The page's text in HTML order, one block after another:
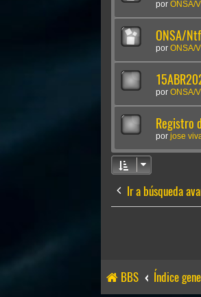
por ONSA/
ONSA/
por ONSA/
por ONSA/
Registro
por jose
Ir a búsqueda
BBS Índice